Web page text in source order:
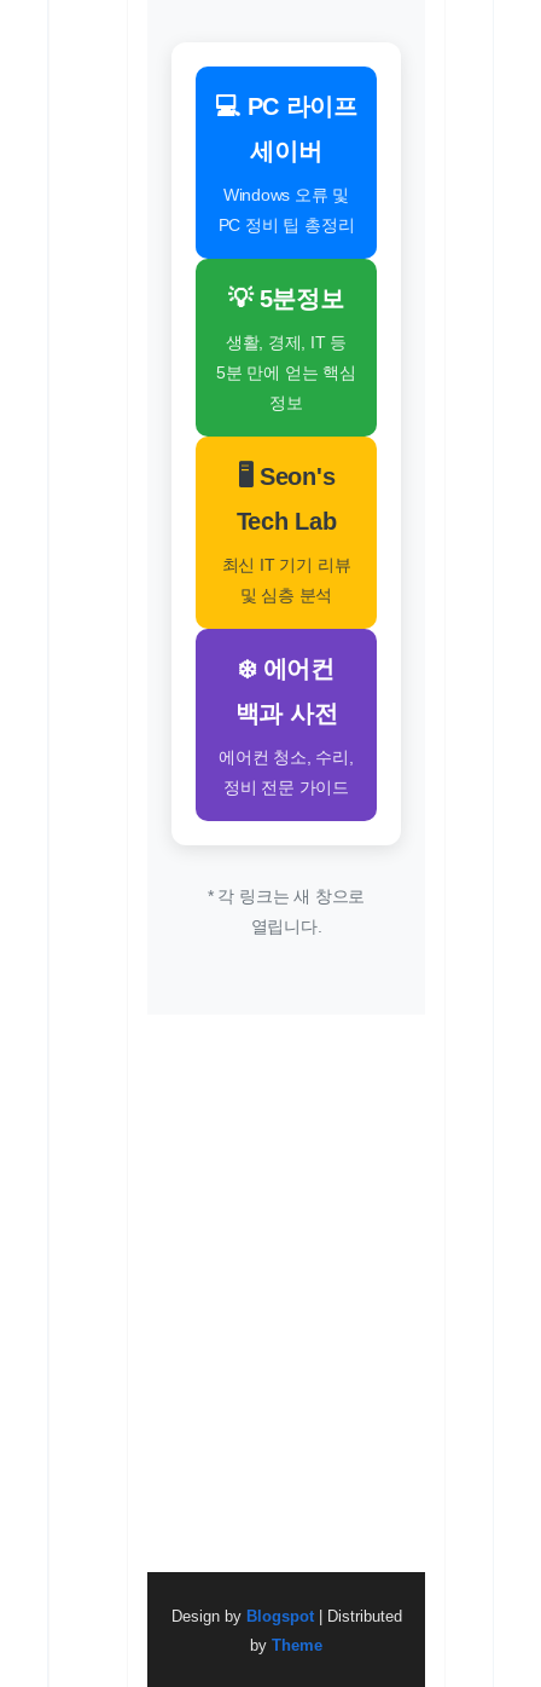
💻 PC 라이프
세이버
Windows 오류 및
PC 정비 팁 총정리
💡 5분정보
생활, 경제, IT 등
5분 만에 얻는 핵심
정보
🖥️ Seon's
Tech Lab
최신 IT 기기 리뷰
및 심층 분석
❄️ 에어컨
백과 사전
에어컨 청소, 수리,
정비 전문 가이드
* 각 링크는 새 창으로
열립니다.
Design by Blogspot| Distributed
by Theme